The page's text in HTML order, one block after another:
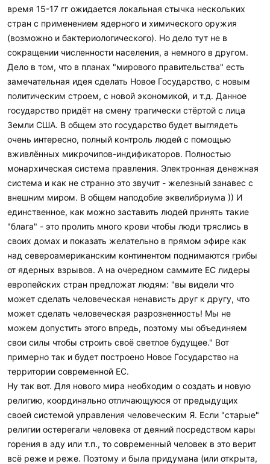
время 15-17 гг ожидается локальная стычка нескольких
стран с применением ядерного и химического оружия
(возможно и бактериологического). Но дело тут не в
сокращении численности населения, а немного в другом.
Дело в том, что в планах "мирового правительства" есть
замечательная идея сделать Новое Государство, с новым
политическим строем, с новой экономикой, и т.д. Данное
государство придёт на смену трагически стёртой с лица
Земли США. В общем это государство будет выглядеть
очень интересно, полный контроль людей с помощью
вживлённых микрочипов-индификаторов. Полностью
монархическая система правления. Электронная денежная
система и как не странно это звучит - железный занавес с
внешним миром. В общем наподобие эквелибриума )) И
единственное, как можно заставить людей принять такие
"блага" - это пролить много крови чтобы люди тряслись в
своих домах и показать желательно в прямом эфире как
над североамериканским континентом поднимаются грибы
от ядерных взрывов. А на очередном саммите ЕС лидеры
европейских стран предложат людям: "вы видели что
может сделать человеческая ненависть друг к другу, что
может сделать человеческая разрозненность! Мы не
можем допустить этого впредь, поэтому мы объединяем
свои силы чтобы строить своё светлое будущее." Вот
примерно так и будет построено Новое Государство на
территории современной ЕС.
Ну так вот. Для нового мира необходим о создать и новую
религию, координально отличающуюся от предыдущих
своей системой управления человеческим Я. Если "старые"
религии остерегали человека от деяний посредством кары
горения в аду или т.п., то современный человек в это верит
всё реже и реже. Поэтому и была придумана (или открыта,